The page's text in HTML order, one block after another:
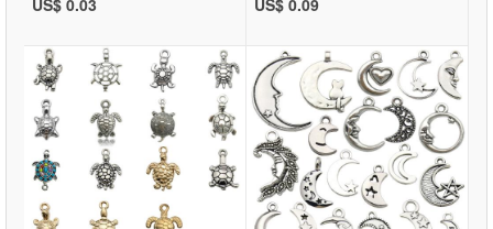
US$ 0.03 US$ 0.09